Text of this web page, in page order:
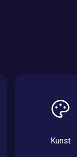
Kunst